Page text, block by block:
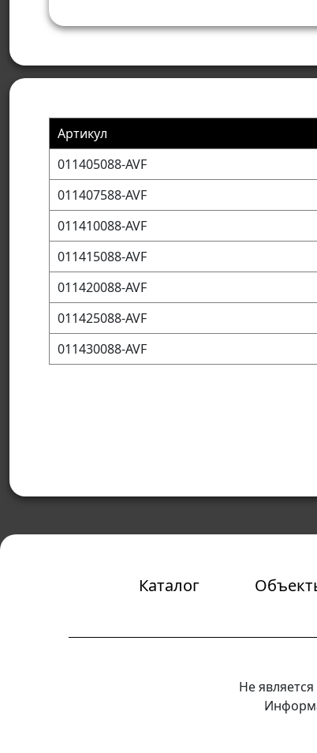
Артикул
011405088-AVF
011407588-AVF
011410088-AVF
011415088-AVF
011420088-AVF
011425088-AVF
011430088-AVF
Каталог
Не